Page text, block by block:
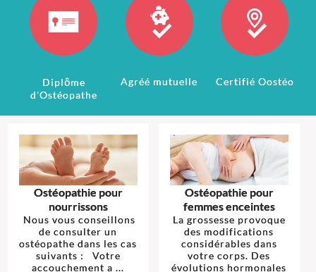
Diplôme
d'Ostéopathe
Agréé mutuelle Certifié Oostéo
Ostéopathie pour
nourrissons
Nous vous conseillons
de consulter un
ostéopathe dans les cas
suivants : Votre
accouchement a ...
Ostéopathie pour
femmes enceintes
La grossesse provoque
des modifications
considérables dans
votre corps. Des
évolutions hormonales